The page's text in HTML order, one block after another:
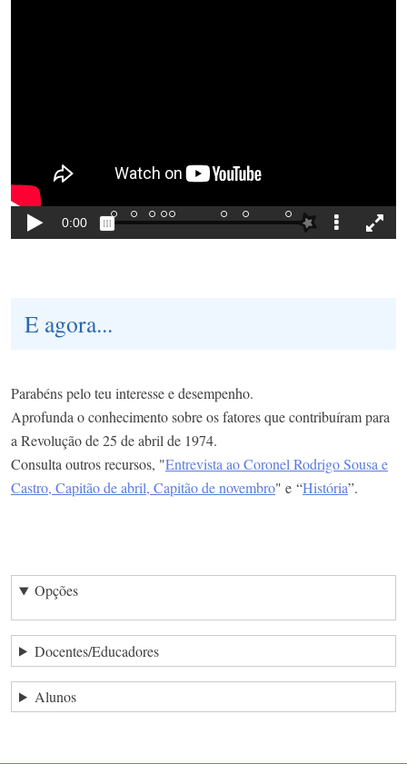
E agora...
Parabéns pelo teu interesse e desempenho.​
Aprofunda o conhecimento sobre os fatores que contribuíram para
a Revolução de 25 de abril de 1974.​
Consulta outros recursos, "Entrevista ao Coronel Rodrigo Sousa e
Castro, Capitão de abril, Capitão de novembro" e “História”​.
Opções
Docentes/Educadores
Alunos